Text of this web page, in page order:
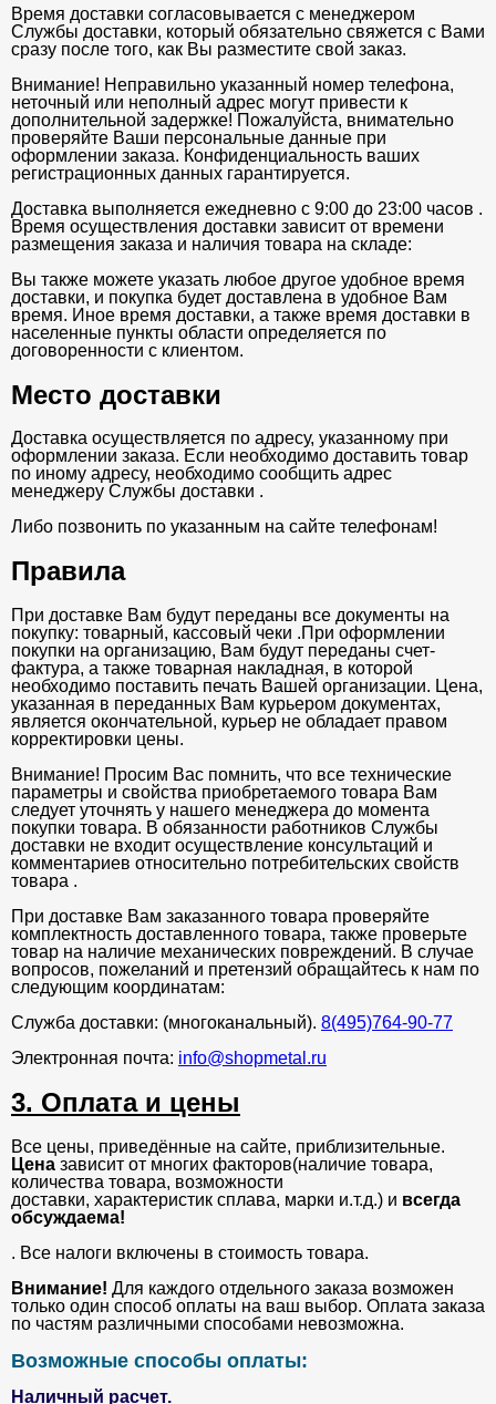
Время доставки согласовывается с менеджером
Службы доставки, который обязательно свяжется с Вами
сразу после того, как Вы разместите свой заказ.
Внимание! Неправильно указанный номер телефона,
неточный или неполный адрес могут привести к
дополнительной задержке! Пожалуйста, внимательно
проверяйте Ваши персональные данные при
оформлении заказа. Конфиденциальность ваших
регистрационных данных гарантируется.
Доставка выполняется ежедневно с 9:00 до 23:00 часов .
Время осуществления доставки зависит от времени
размещения заказа и наличия товара на складе:
Вы также можете указать любое другое удобное время
доставки, и покупка будет доставлена в удобное Вам
время. Иное время доставки, а также время доставки в
населенные пункты области определяется по
договоренности с клиентом.
Место доставки
Доставка осуществляется по адресу, указанному при
оформлении заказа. Если необходимо доставить товар
по иному адресу, необходимо сообщить адрес
менеджеру Службы доставки .
Либо позвонить по указанным на сайте телефонам!
Правила
При доставке Вам будут переданы все документы на
покупку: товарный, кассовый чеки .При оформлении
покупки на организацию, Вам будут переданы счет-
фактура, а также товарная накладная, в которой
необходимо поставить печать Вашей организации. Цена,
указанная в переданных Вам курьером документах,
является окончательной, курьер не обладает правом
корректировки цены.
Внимание! Просим Вас помнить, что все технические
параметры и свойства приобретаемого товара Вам
следует уточнять у нашего менеджера до момента
покупки товара. В обязанности работников Службы
доставки не входит осуществление консультаций и
комментариев относительно потребительских свойств
товара .
При доставке Вам заказанного товара проверяйте
комплектность доставленного товара, также проверьте
товар на наличие механических повреждений. В случае
вопросов, пожеланий и претензий обращайтесь к нам по
следующим координатам:
Служба доставки: (многоканальный). 8(495)764-90-77
Электронная почта: info@shopmetal.ru
3. Оплата и цены
Все цены, приведённые на сайте, приблизительные.
Цена зависит от многих факторов(наличие товара,
количества товара, возможности
доставки, характеристик сплава, марки и.т.д.) и всегда
обсуждаема!
. Все налоги включены в стоимость товара.
Внимание! Для каждого отдельного заказа возможен
только один способ оплаты на ваш выбор. Оплата заказа
по частям различными способами невозможна.
Возможные способы оплаты:
Наличный расчет.